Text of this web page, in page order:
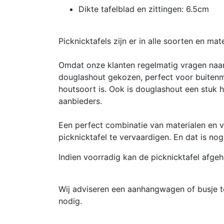
Dikte tafelblad en zittingen: 6.5cm
Picknicktafels zijn er in alle soorten en
Omdat onze klanten regelmatig vragen
douglashout gekozen, perfect voor
houtsoort is. Ook is douglashout een stuk
aanbieders.
Een perfect combinatie van materialen en
picknicktafel te vervaardigen. En dat is
Indien voorradig kan de picknicktafel
Wij adviseren een aanhangwagen of
nodig.